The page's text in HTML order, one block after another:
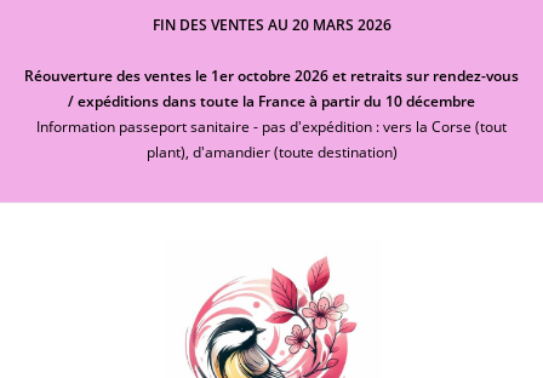
content
FIN DES VENTES AU 20 MARS 2026
Réouverture des ventes le 1er octobre 2026 et retraits sur rendez-vous
/ expéditions dans toute la France à partir du 10 décembre
Information passeport sanitaire - pas d'expédition : vers la Corse (tout
plant), d'amandier (toute destination)